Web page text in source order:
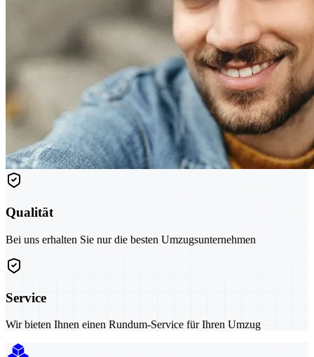
Qualität
Bei uns erhalten Sie nur die besten Umzugsunternehmen
Service
Wir bieten Ihnen einen Rundum-Service für Ihren Umzug